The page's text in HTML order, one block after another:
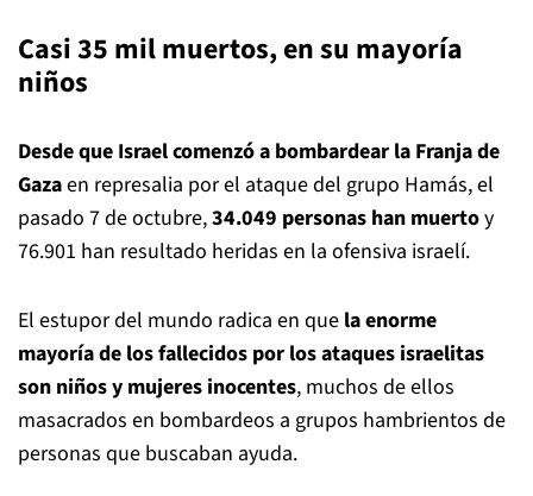
Casi 35 mil muertos, en su mayoría
niños
Desde que Israel comenzó a bombardear la Franja de
Gazaen represalia por el ataque del grupo Hamás, el
pasado 7 de octubre,34.049 personas han muertoy
76.901 han resultado heridas en la ofensiva israelí.
El estupor del mundo radica en que la enorme
mayoría de los fallecidos por los ataques israelitas
son niños y mujeres inocentes, muchos de ellos
masacrados en bombardeos a grupos hambrientos de
personas que buscaban ayuda.